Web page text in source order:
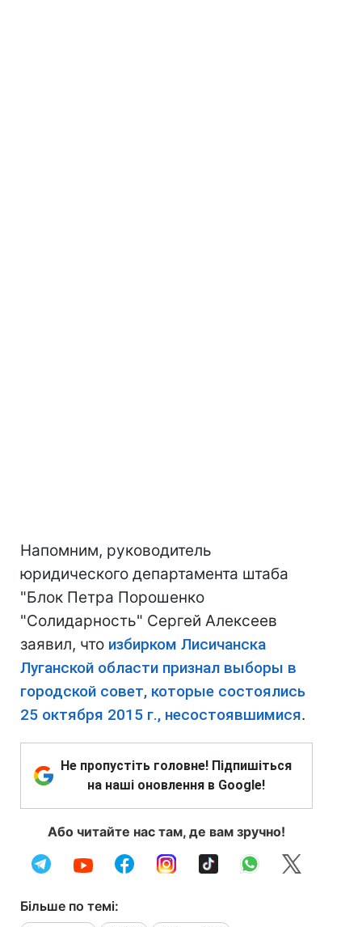
Напомним, руководитель
юридического департамента штаба
"Блок Петра Порошенко
"Солидарность" Сергей Алексеев
заявил, что избирком Лисичанска
Луганской области признал выборы в
городской совет, которые состоялись
25 октября 2015 г., несостоявшимися.
Не пропустіть головне! Підпишіться
на наші оновлення в Google!
Або читайте нас там, де вам зручно!
Більше по темі: